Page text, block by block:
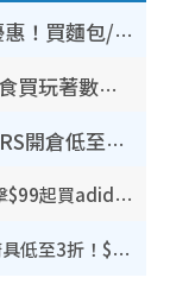
長者優惠｜OK便利店推樂悠咭優惠！買麵包/牛奶/保健品拍卡即減
【8月生日優惠2026】全港85大食買玩著數攻略 自助餐/火鍋放題同行免費＋誠品/DONKI送現金券
開倉優惠｜銅鑼灣MICHAEL KORS開倉低至17折！直擊$500起買手袋/銀包/鞋款 必買經典Jet Set系列
開倉優惠｜馬拉松開倉低至3折！直擊$99起買adidas／New Balance／Puma鞋款 STANLEY保溫杯劈價至$119起
廚具優惠｜普樂氏/意美廚/Buffalo廚具低至3折！$89起買煎鍋／炒鑊／個人鍋 同場小家電激減至$99起